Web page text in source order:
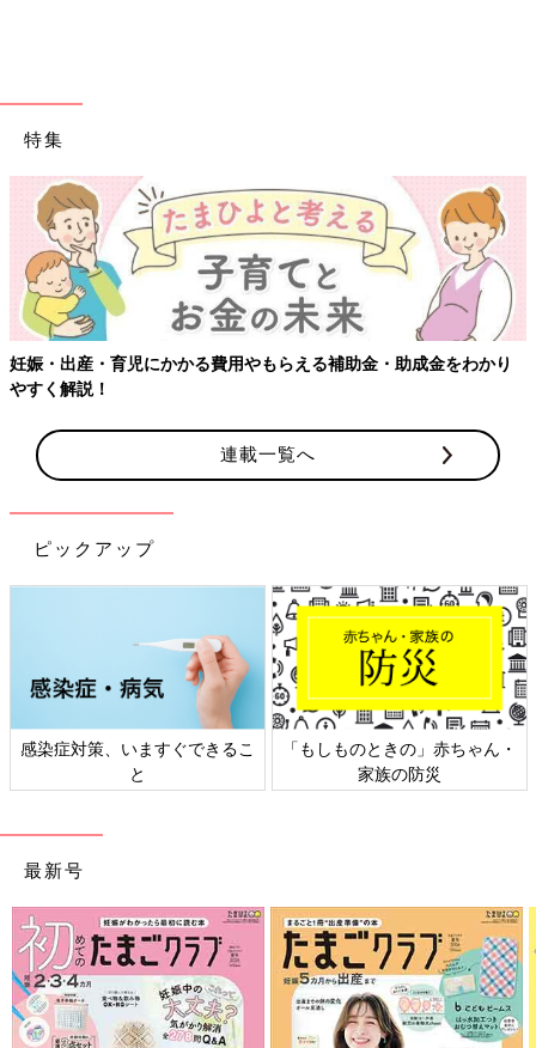
特集
妊娠・出産・育児にかかる費用やもらえる補助金・助成金をわかり
やすく解説！
連載一覧へ
ピックアップ
感染症対策、いますぐできるこ
と
「もしものときの」赤ちゃん・
家族の防災
最新号